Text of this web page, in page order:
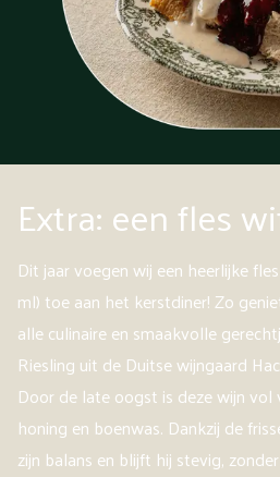
Extra: een fles
Dit jaar voegen wij een heerlijke
ml) toe aan het kerstdiner! Zo
alle culinaire en smaakvolle
Riesling uit de Duitse wijngaard
Door de late oogst is deze wijn
honing en boenwas. Dankzij de
zijn balans en blijft hij stevig,